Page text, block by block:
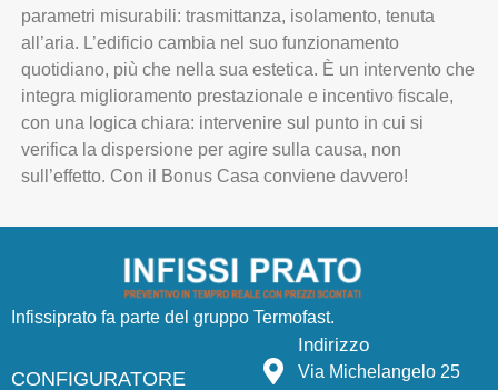
parametri misurabili: trasmittanza, isolamento, tenuta
all’aria. L’edificio cambia nel suo funzionamento
quotidiano, più che nella sua estetica. È un intervento che
integra miglioramento prestazionale e incentivo fiscale,
con una logica chiara: intervenire sul punto in cui si
verifica la dispersione per agire sulla causa, non
sull’effetto. Con il Bonus Casa conviene davvero!
Infissiprato fa parte del gruppo Termofast.
CONFIGURATORE
Indirizzo
Via Michelangelo 25